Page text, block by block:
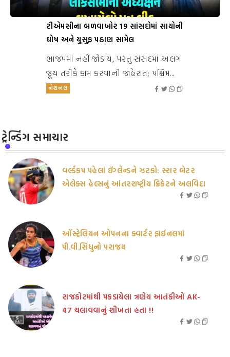
ટીએમસીના બળવાખોર 19 સાંસદોમાં સાયોની
ઘોષ અને યુસુફ પઠાણ સામેલ
ભાજપમાં નહીં જોડાય, પરંતુ સંસદમાં અલગ
જૂથ તરીકે કામ કરવાની જાહેરાત; પશ્ચિમ...
નેશનલ
ટ્રેન્ડિંગ સમાચાર
વર્લ્ડકપ પહેલાં ઈંગ્લેન્ડને ઝટકો: સ્ટાર બેટર
એલેક્સ હેલ્સનું આંતરરાષ્ટ્રીય ક્રિકેટને અલવિદા
ઑસ્ટ્રેલિયન ઓપનના ક્વાર્ટર ફાઈનલમાં
પી.વી.સિંધુનો પરાજય
રાજકોટમાંથી પકડાયેલા ત્રણેય આતંકીઓ AK-
47 ચલાવવાનું શીખતા હતા !!